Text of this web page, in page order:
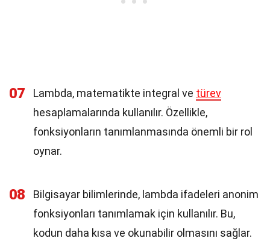
07 Lambda, matematikte integral ve türev
hesaplamalarında kullanılır. Özellikle,
fonksiyonların tanımlanmasında önemli bir rol
oynar.
08
Bilgisayar bilimlerinde, lambda ifadeleri anonim
fonksiyonları tanımlamak için kullanılır. Bu,
kodun daha kısa ve okunabilir olmasını sağlar.